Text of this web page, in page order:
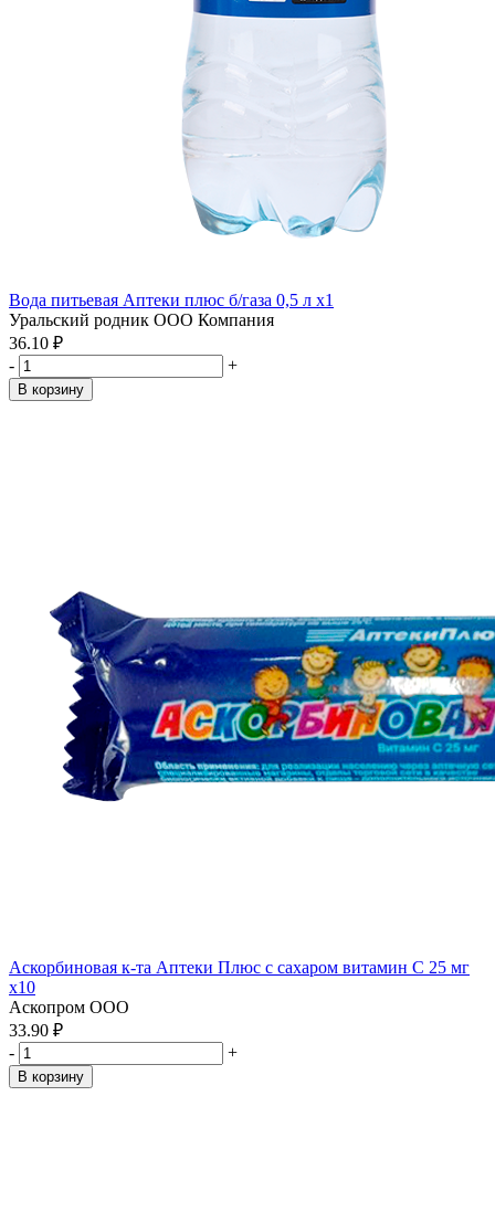
Вода питьевая Аптеки плюс б/газа 0,5 л x1
Уральский родник ООО Компания
36.10 ₽
-
+
В корзину
Аскорбиновая к-та Аптеки Плюс с сахаром витамин С 25 мг
x10
Аскопром ООО
33.90 ₽
-
+
В корзину